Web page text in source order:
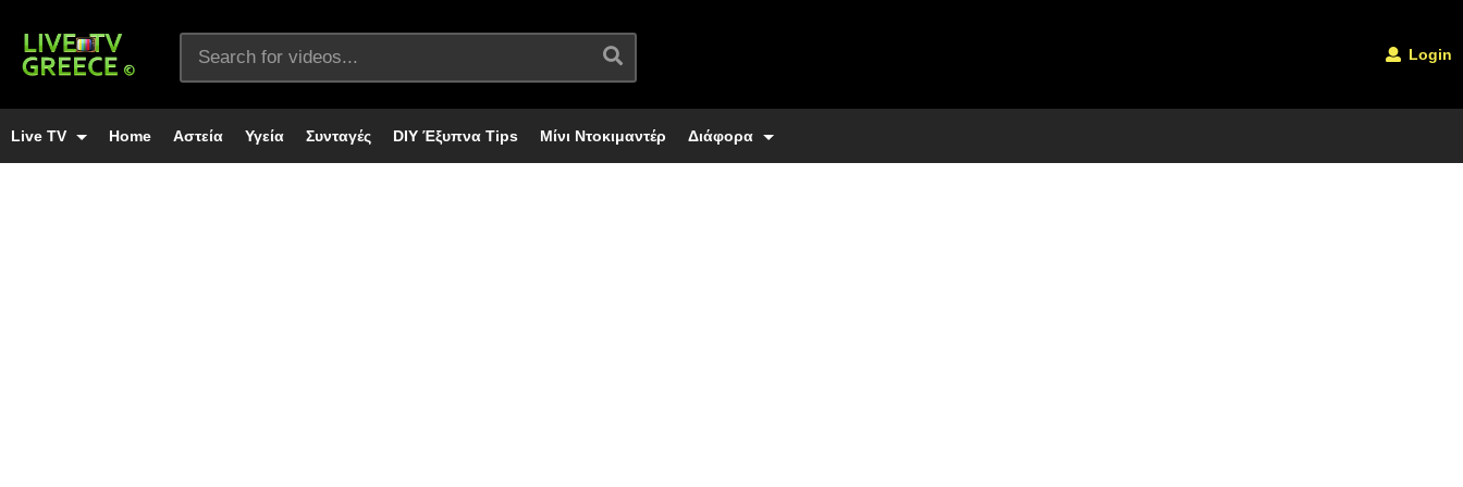
Login
Live TV Home Αστεία Υγεία Συνταγές DIY Έξυπνα Tips Μίνι Ντοκιμαντέρ Διάφορα